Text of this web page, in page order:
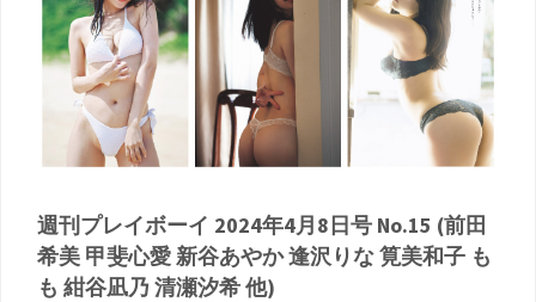
週刊プレイボーイ 2024年4月8日号 No.15 (前田
希美 甲斐心愛 新谷あやか 逢沢りな 筧美和子 も
も 紺谷凪乃 清瀬汐希 他)